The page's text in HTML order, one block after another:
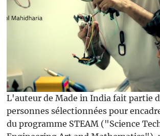
L'auteur de Made in India fait partie
personnes sélectionnées pour
du programme STEAM ("Science